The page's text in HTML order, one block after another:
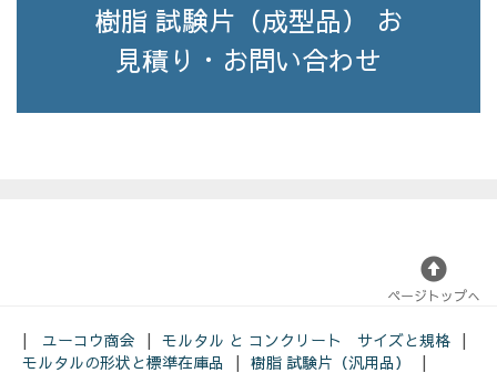
樹脂 試験片（成型品） お
見積り・お問い合わせ
ページトップへ
ユーコウ商会
モルタル と コンクリート サイズと規格
モルタルの形状と標準在庫品
樹脂 試験片（汎用品）